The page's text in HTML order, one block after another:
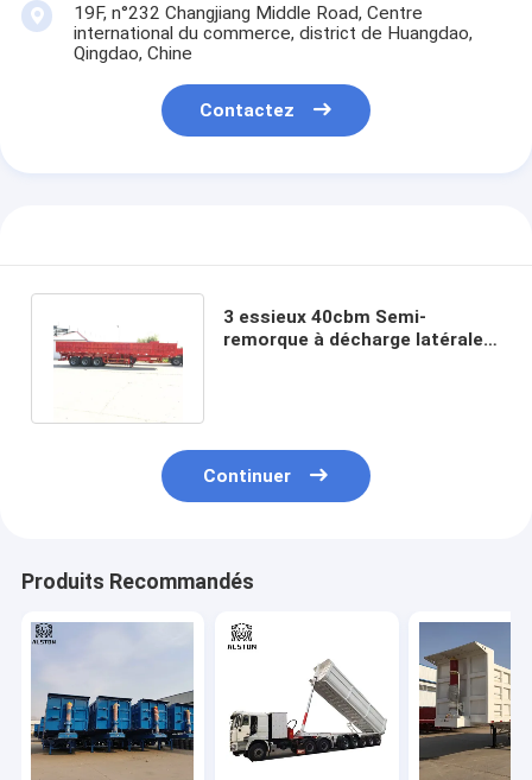
19F, n°232 Changjiang Middle Road, Centre
international du commerce, district de Huangdao,
Qingdao, Chine
Contactez
3 essieux 40cbm Semi-
remorque à décharge latérale,
Continuer
Produits Recommandés